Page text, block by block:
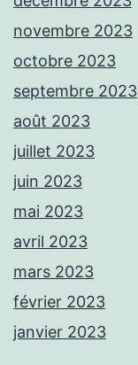
novembre 2023
octobre 2023
septembre 2023
août 2023
juillet 2023
juin 2023
mai 2023
avril 2023
mars 2023
février 2023
janvier 2023